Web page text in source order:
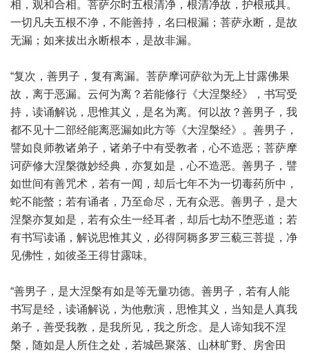
相，观和合相。菩萨尔时五根清净，根清净故，护根戒具。
一切凡夫五根不净，不能善持，名曰根漏；菩萨永断，是故
无漏；如来拔出永断根本，是故非漏。
“复次，善男子，复有离漏。菩萨摩诃萨欲为无上甘露佛果
故，离于恶漏。云何为离？若能修行《大涅槃经》，书写受
持，读诵解说，思惟其义，是名为离。何以故？善男子，我
都不见十二部经能离恶漏如此方等《大涅槃经》。善男子，
譬如良师教诸弟子，诸弟子中有受教者，心不造恶；菩萨摩
诃萨修大涅槃微妙经典，亦复如是，心不造恶。善男子，譬
如世间有善咒术，若有一闻，却后七年不为一切毒药所中，
蛇不能螫；若有诵者，乃至命尽，无有众恶。善男子，是大
涅槃亦复如是，若有众生一经耳者，却后七劫不堕恶道；若
有书写读诵，解说思惟其义，必得阿耨多罗三藐三菩提，净
见佛性，如彼圣王得甘露味。
“善男子，是大涅槃有如是等无量功德。善男子，若有人能
书写是经，读诵解说，为他敷演，思惟其义，当知是人真我
弟子，善受我教，是我所见，我之所念。是人谛知我不涅
槃，随如是人所住之处，若城邑聚落、山林旷野、房舍田